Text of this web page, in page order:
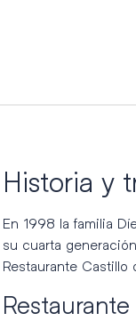
Historia y
En 1998 la familia
su cuarta
Restaurante Castillo